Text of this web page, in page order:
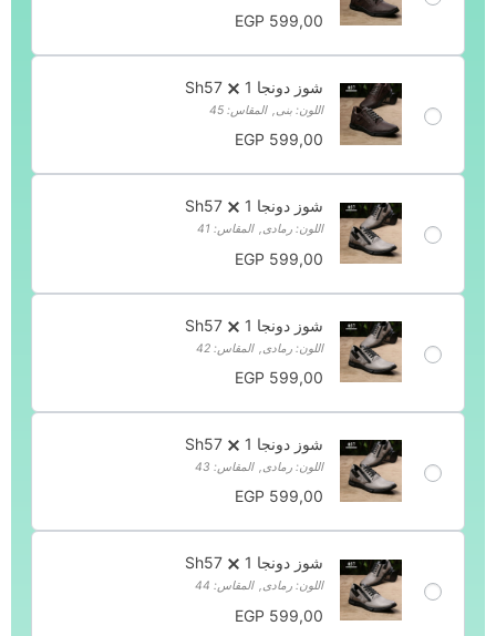
599,00
EGP
شوز دونجا Sh57 1
اللون: بنى, المقاس: 45
599,00
EGP
شوز دونجا Sh57 1
اللون: رمادى, المقاس: 41
599,00
EGP
شوز دونجا Sh57 1
اللون: رمادى المقاس: 42
599,00
EGP
شوز دونجا Sh57 1
اللون: رمادى, المقاس: 43
599,00
EGP
شوز دونجا Sh57 1
اللون: رمادى, المقاس: 44
599,00
EGP